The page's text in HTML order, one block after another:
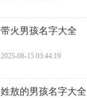
​带火男孩名字大全
2025-08-15 03:44:19
​姓敖的男孩名字大全